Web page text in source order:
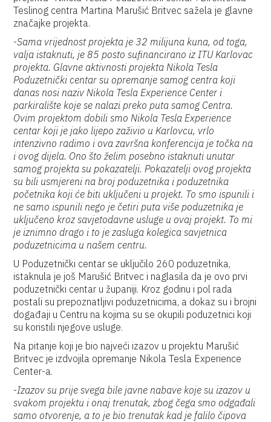
Teslinog centra Martina Marušić Britvec sažela je glavne
značajke projekta.
-Sama vrijednost projekta je 32 milijuna kuna, od toga,
valja istaknuti, je 85 posto sufinancirano iz ITU Karlovac
projekta. Glavne aktivnosti projekta Nikola Tesla
Poduzetnički centar su opremanje samog centra koji
danas nosi naziv Nikola Tesla Experience Center i
parkiralište koje se nalazi preko puta samog Centra.
Ovim projektom dobili smo Nikola Tesla Experience
centar koji je jako lijepo zaživio u Karlovcu, vrlo
intenzivno radimo i ova završna konferencija je točka na
i ovog dijela. Ono što želim posebno istaknuti unutar
samog projekta su pokazatelji. Pokazatelji ovog projekta
su bili usmjereni na broj poduzetnika i poduzetnika
početnika koji će biti uključeni u projekt. To smo ispunili i
ne samo ispunili nego je četiri puta više poduzetnika je
uključeno kroz savjetodavne usluge u ovaj projekt. To mi
je iznimno drago i to je zasluga kolegica savjetnica
poduzetnicima u našem centru.
U Poduzetnički centar se uključilo 260 poduzetnika,
istaknula je još Marušić Britvec i naglasila da je ovo prvi
poduzetnički centar u županiji. Kroz godinu i pol rada
postali su prepoznatljivi poduzetnicima, a dokaz su i brojni
događaji u Centru na kojima su se okupili poduzetnici koji
su koristili njegove usluge.
Na pitanje koji je bio najveći izazov u projektu Marušić
Britvec je izdvojila opremanje Nikola Tesla Experience
Center-a.
-Izazov su prije svega bile javne nabave koje su izazov u
svakom projektu i onaj trenutak, zbog čega smo odgađali
samo otvorenje, a to je bio trenutak kad je falilo čipova